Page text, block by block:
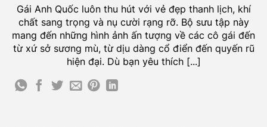
Gái Anh Quốc luôn thu hút với vẻ đẹp thanh lịch, khí
chất sang trọng và nụ cười rạng rỡ. Bộ sưu tập này
mang đến những hình ảnh ấn tượng về các cô gái đến
từ xứ sở sương mù, từ dịu dàng cổ điển đến quyến rũ
hiện đại. Dù bạn yêu thích [...]